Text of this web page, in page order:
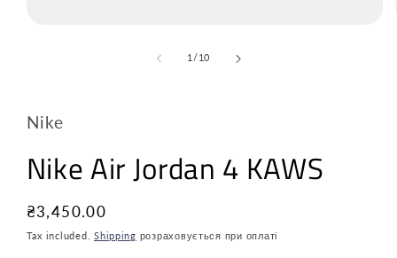
1 /з10
Nike
Nike Air Jordan 4 KAWS
Звичайна
ціна
₴3,450.00
Tax included.Shipping розраховується при оплаті